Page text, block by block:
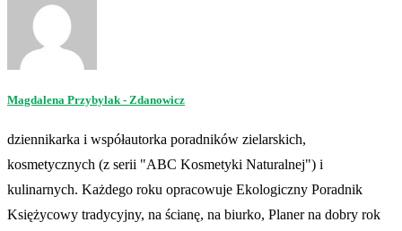
Magdalena Przybylak - Zdanowicz
dziennikarka i współautorka poradników zielarskich,
kosmetycznych (z serii "ABC Kosmetyki Naturalnej") i
kulinarnych. Każdego roku opracowuje Ekologiczny Poradnik
Księżycowy tradycyjny, na ścianę, na biurko, Planer na dobry rok